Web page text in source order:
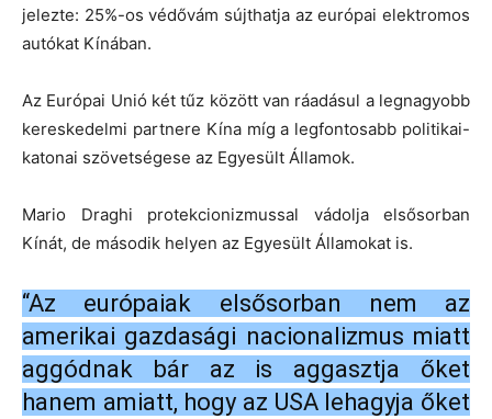
jelezte: 25%-os védővám sújthatja az európai elektromos
autókat Kínában.
Az Európai Unió két tűz között van ráadásul a legnagyobb
kereskedelmi partnere Kína míg a legfontosabb politikai-
katonai szövetségese az Egyesült Államok.
Mario Draghi protekcionizmussal vádolja elsősorban
Kínát, de második helyen az Egyesült Államokat is.
“Az európaiak elsősorban nem az
amerikai gazdasági nacionalizmus miatt
aggódnak bár az is aggasztja őket
hanem amiatt, hogy az USA lehagyja őket